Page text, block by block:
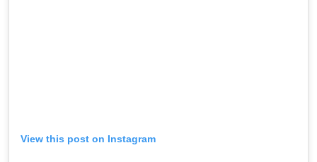
View this post on Instagram